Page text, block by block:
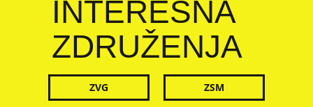
INTERESNA
ZDRUŽENJA
ZVG ZSM